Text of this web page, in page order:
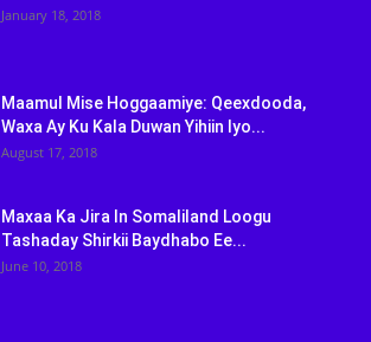
January 18, 2018
Maamul Mise Hoggaamiye: Qeexdooda,
Waxa Ay Ku Kala Duwan Yihiin Iyo...
August 17, 2018
Maxaa Ka Jira In Somaliland Loogu
Tashaday Shirkii Baydhabo Ee...
June 10, 2018